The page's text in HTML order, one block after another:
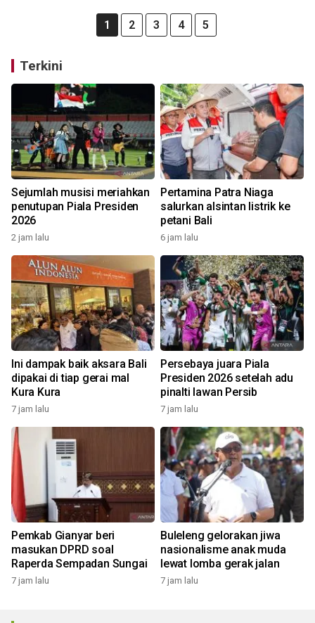
1 2 3 4 5
Terkini
Sejumlah musisi meriahkan
penutupan Piala Presiden
2026
2 jam lalu
Pertamina Patra Niaga
salurkan alsintan listrik ke
petani Bali
6 jam lalu
Ini dampak baik aksara Bali
dipakai di tiap gerai mal
Kura Kura
7 jam lalu
Persebaya juara Piala
Presiden 2026 setelah adu
pinalti lawan Persib
7 jam lalu
Pemkab Gianyar beri
masukan DPRD soal
Raperda Sempadan Sungai
7 jam lalu
Buleleng gelorakan jiwa
nasionalisme anak muda
lewat lomba gerak jalan
7 jam lalu